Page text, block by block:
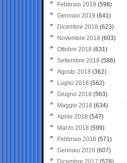
Febbraio 2019 (598)
Gennaio 2019 (641)
Dicembre 2018 (623)
Novembre 2018 (603)
Ottobre 2018 (631)
Settembre 2018 (586)
Agosto 2018 (362)
Luglio 2018 (562)
Giugno 2018 (563)
Maggio 2018 (634)
Aprile 2018 (547)
Marzo 2018 (599)
Febbraio 2018 (571)
Gennaio 2018 (607)
Dicembre 2017 (578)